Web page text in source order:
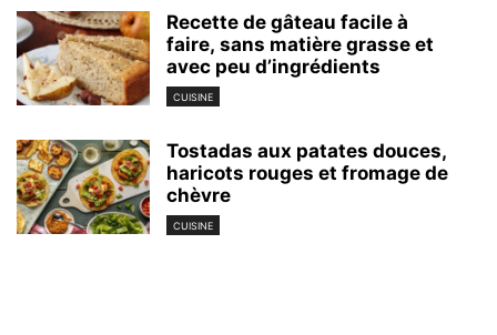
Recette de gâteau facile à
faire, sans matière grasse et
avec peu d’ingrédients
CUISINE
Tostadas aux patates douces,
haricots rouges et fromage de
chèvre
CUISINE